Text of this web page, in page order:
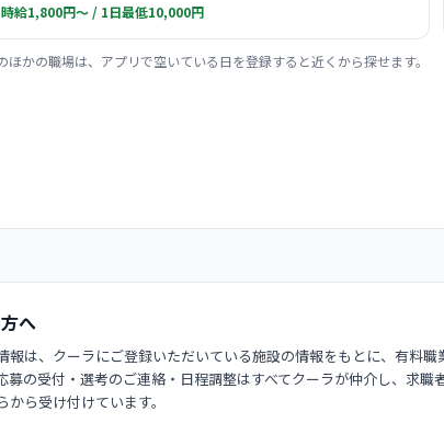
時給1,800円〜 / 1日最低10,000円
ほかの職場は、アプリで空いている日を登録すると近くから探せます。
へ
報は、クーラにご登録いただいている施設の情報をもとに、有料
募の受付・選考のご連絡・日程調整はすべてクーラが仲介し、求
から受け付けています。